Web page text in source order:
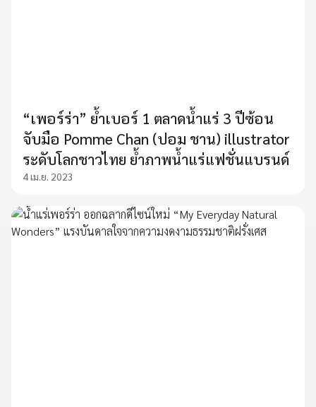
“เพอร์ร่า” ย้ำเบอร์ 1 ตลาดน้ำแร่ 3 ปีซ้อน
จับมือ Pomme Chan (ปอม ชาน) illustrator
ระดับโลกชาวไทย ย้ำภาพน้ำแร่แฟชั่นแบรนด์
4 เม.ย. 2023